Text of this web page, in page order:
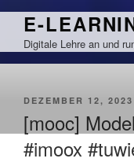
Zum
springen
E-
Digitale Lehre an und
VERÖFFENTLICHT
DEZEMBER 12, 2023
[mooc]
#imoox